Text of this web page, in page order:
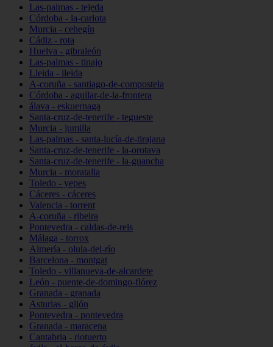
Las-palmas - tejeda
Córdoba - la-carlota
Murcia - cehegín
Cádiz - rota
Huelva - gibraleón
Las-palmas - tinajo
Lleida - lleida
A-coruña - santiago-de-compostela
Córdoba - aguilar-de-la-frontera
álava - eskuernaga
Santa-cruz-de-tenerife - tegueste
Murcia - jumilla
Las-palmas - santa-lucía-de-tirajana
Santa-cruz-de-tenerife - la-orotava
Santa-cruz-de-tenerife - la-guancha
Murcia - moratalla
Toledo - yepes
Cáceres - cáceres
Valencia - torrent
A-coruña - ribeira
Pontevedra - caldas-de-reis
Málaga - torrox
Almería - olula-del-río
Barcelona - montgat
Toledo - villanueva-de-alcardete
León - puente-de-domingo-flórez
Granada - granada
Asturias - gijón
Pontevedra - pontevedra
Granada - maracena
Cantabria - riotuerto